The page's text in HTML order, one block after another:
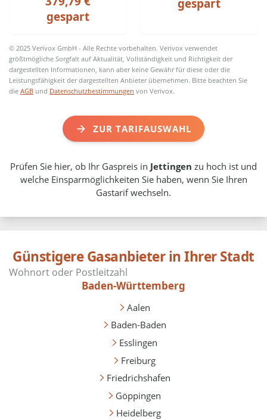
gespart
gespart
© 2025 Verivox GmbH - Alle Rechte vorbehalten. Verivox verwendet
größtmögliche Sorgfalt auf Aktualität, Vollständigkeit und Richtigkeit der
dargestellten Informationen, kann aber keine Gewähr für diese oder die
Leistungsfähigkeit der dargestellten Anbieter übernehmen. Bitte beachten Sie
dieAGB und Datenschutzbestimmungen von Verivox.
ZUR TARIFAUSWAHL
Prüfen Sie hier, ob Ihr Gaspreis in Jettingen zu hoch ist und
welche Einsparmöglichkeiten Sie haben, wenn Sie Ihren
Gastarif wechseln.
Günstigere Gasanbieter in Ihrer Stadt
Baden-Württemberg
Aalen
Baden-Baden
Esslingen
Freiburg
Friedrichshafen
Göppingen
Heidelberg